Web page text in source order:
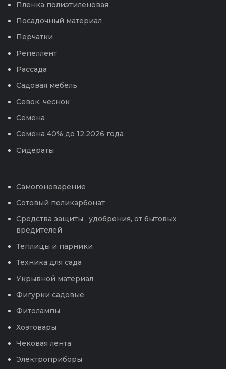
Пленка полиэтиленовая
Посадочный материал
Перчатки
Репеллент
Рассада
Садовая мебель
Севок, чеснок
Семена
Семена 40% до 12.2026 года
Сидераты
Самогоноварение
Сотовый поликарбонат
Средства защиты , удобрения, от бытовых
вредителей
Теплицы и парники
Техника для сада
Укрывной материал
Фигурки садовые
Фитолампы
Хозтовары
Чековая лента
Электроприборы